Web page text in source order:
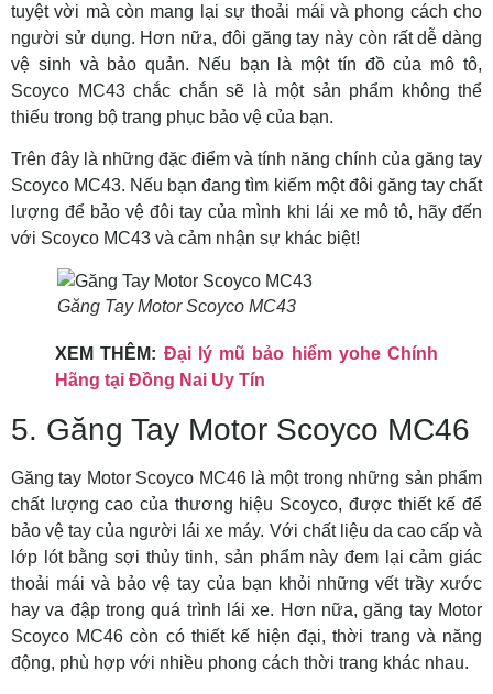
tuyệt vời mà còn mang lại sự thoải mái và phong cách cho
người sử dụng. Hơn nữa, đôi găng tay này còn rất dễ dàng
vệ sinh và bảo quản. Nếu bạn là một tín đồ của mô tô,
Scoyco MC43 chắc chắn sẽ là một sản phẩm không thể
thiếu trong bộ trang phục bảo vệ của bạn.
Trên đây là những đặc điểm và tính năng chính của găng tay
Scoyco MC43. Nếu bạn đang tìm kiếm một đôi găng tay chất
lượng để bảo vệ đôi tay của mình khi lái xe mô tô, hãy đến
với Scoyco MC43 và cảm nhận sự khác biệt!
Găng Tay Motor Scoyco MC43
XEM THÊM: Đại lý mũ bảo hiểm yohe Chính
Hãng tại Đồng Nai Uy Tín
5. Găng Tay Motor Scoyco MC46
Găng tay Motor Scoyco MC46 là một trong những sản phẩm
chất lượng cao của thương hiệu Scoyco, được thiết kế để
bảo vệ tay của người lái xe máy. Với chất liệu da cao cấp và
lớp lót bằng sợi thủy tinh, sản phẩm này đem lại cảm giác
thoải mái và bảo vệ tay của bạn khỏi những vết trầy xước
hay va đập trong quá trình lái xe. Hơn nữa, găng tay Motor
Scoyco MC46 còn có thiết kế hiện đại, thời trang và năng
động, phù hợp với nhiều phong cách thời trang khác nhau.